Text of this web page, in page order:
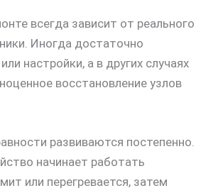
всегда зависит от реального
Иногда достаточно
настройки, а в других случаях
восстановление узлов
развиваются постепенно.
начинает работать
или перегревается, затем
скидку